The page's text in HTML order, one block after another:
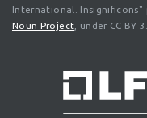
International. Insignificons"
Noun Project , under CC BY